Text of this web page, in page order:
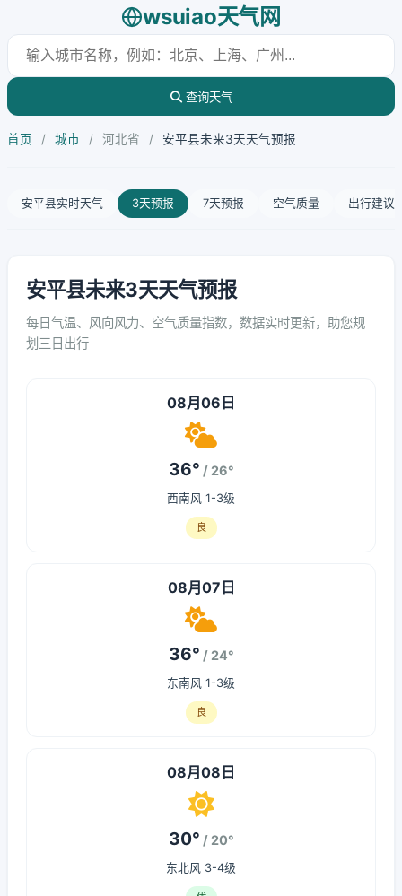
wsuiao天气网
查询天气
首页 / 城市 / 河北省 / 安平县未来3天天气预报
安平县实时天气 3天预报 7天预报 空气质量 出行建议
安平县未来3天天气预报
每日气温、风向风力、空气质量指数，数据实时更新，助您规
划三日出行
08月06日
36° / 26°
西南风 1-3级
良
08月07日
36° / 24°
东南风 1-3级
良
08月08日
30° / 20°
东北风 3-4级